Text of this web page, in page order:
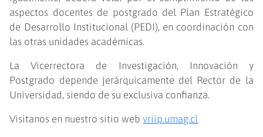
aspectos docentes de postgrado del Plan Estratégico
de Desarrollo Institucional (PEDI), en coordinación con
las otras unidades académicas.
La Vicerrectora de Investigación, Innovación y
Postgrado depende jerárquicamente del Rector de la
Universidad, siendo de su exclusiva confianza.
Visitanos en nuestro sitio webvriip.umag.cl